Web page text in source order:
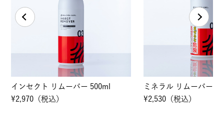
ミネラル リムーバー 500ml
¥2,530（税込）
オイル ステイン リム
¥2,640（税込）